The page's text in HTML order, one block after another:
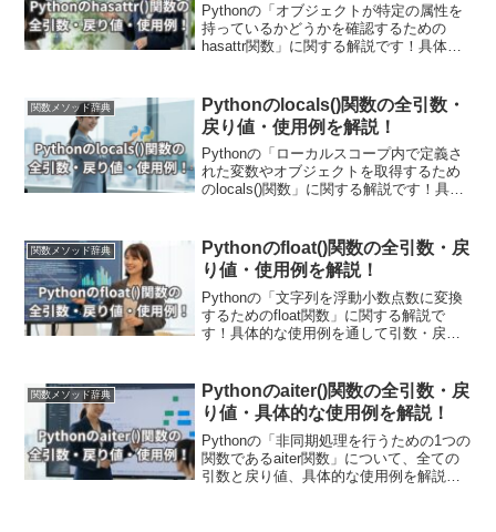
Pythonの「オブジェクトが特定の属性を
持っているかどうかを確認するための
hasattr関数」に関する解説です！具体的
使える関数の応用使用例も紹介していま
す！動的なプログラム制御において非常
に便利です。
関数メソッド辞典
Pythonのlocals()関数の全引数・
戻り値・使用例を解説！
Pythonの「ローカルスコープ内で定義さ
れた変数やオブジェクトを取得するため
のlocals()関数」に関する解説です！具体
で使える関数の応用使用例も紹介してい
ます！デバッグや動的なプログラム制御
において非常に有用です！
関数メソッド辞典
Pythonのfloat()関数の全引数・戻
り値・使用例を解説！
Pythonの「文字列を浮動小数点数に変換
するためのfloat関数」に関する解説で
す！具体的な使用例を通して引数・戻り
介しています！数値の解析や外部データ
の読み込みにおいて、数値型への変換が
必要な場面で利用されています。
関数メソッド辞典
Pythonのaiter()関数の全引数・戻
り値・具体的な使用例を解説！
Pythonの「非同期処理を行うための1つの
関数であるaiter関数」について、全ての
引数と戻り値、具体的な使用例を解説し